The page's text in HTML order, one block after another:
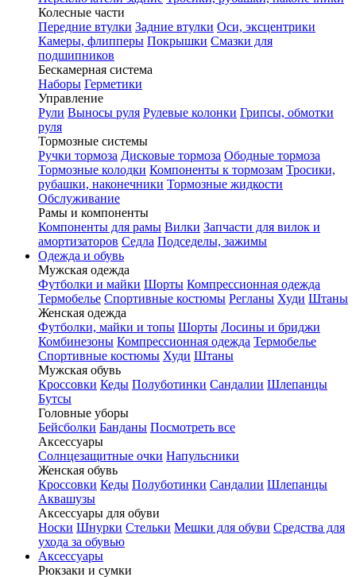
Колесные части
Передние втулки Задние втулки Оси, эксцентрики
Камеры, флипперы Покрышки Смазки для
подшипников
Бескамерная система
Наборы Герметики
Управление
Рули Выносы руля Рулевые колонки Грипсы, обмотки
руля
Тормозные системы
Ручки тормоза Дисковые тормоза Ободные тормоза
Тормозные колодки Компоненты к тормозам Тросики,
рубашки, наконечники Тормозные жидкости
Обслуживание
Рамы и компоненты
Компоненты для рамы Вилки Запчасти для вилок и
амортизаторов Седла Подседелы, зажимы
Одежда и обувь
Мужская одежда
Футболки и майки Шорты Компрессионная одежда
Термобелье Спортивные костюмы Регланы Худи Штаны
Женская одежда
Футболки, майки и топы Шорты Лосины и бриджи
Комбинезоны Компрессионная одежда Термобелье
Спортивные костюмы Худи Штаны
Мужская обувь
Кроссовки Кеды Полуботинки Сандалии Шлепанцы
Бутсы
Головные уборы
Бейсболки Банданы Посмотреть все
Аксессуары
Солнцезащитные очки Напульсники
Женская обувь
Кроссовки Кеды Полуботинки Сандалии Шлепанцы
Аквашузы
Аксессуары для обуви
Носки Шнурки Стельки Мешки для обуви Средства для
ухода за обувью
Аксессуары
Рюкзаки и сумки